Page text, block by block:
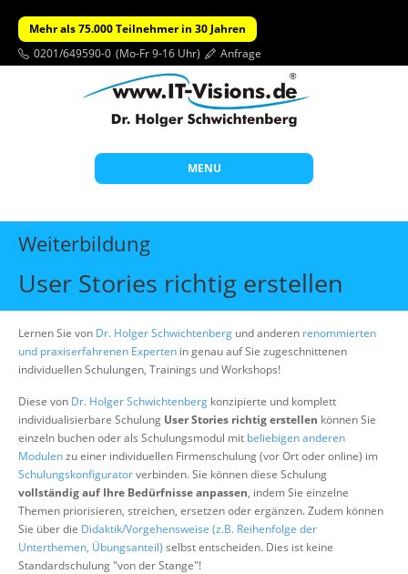
Mehr als 75.000 Teilnehmer in 30 Jahren
0201/649590-0 (Mo-Fr 9-16 Uhr) Anfrage
MENU
Start
Themen
Beratung
Offene Seminare
Über uns
Suche
Weiterbildung
User Stories richtig erstellen
Lernen Sie von Dr. Holger Schwichtenberg und anderen renommierten
und praxiserfahrenen Experten in genau auf Sie zugeschnittenen
individuellen Schulungen, Trainings und Workshops!
Diese von Dr. Holger Schwichtenberg konzipierte und komplett
individualisierbare Schulung User Stories richtig erstellen können Sie
einzeln buchen oder als Schulungsmodul mit beliebigen anderen
Modulenzu einer individuellen Firmenschulung (vor Ort oder online) im
Schulungskonfiguratorverbinden. Sie können diese Schulung
vollständig auf Ihre Bedürfnisse anpassen, indem Sie einzelne
Themen priorisieren, streichen, ersetzen oder ergänzen. Zudem können
Sie über die Didaktik/Vorgehensweise (z.B. Reihenfolge der
Unterthemen, Übungsanteil) selbst entscheiden. Dies ist keine
Standardschulung "von der Stange"!